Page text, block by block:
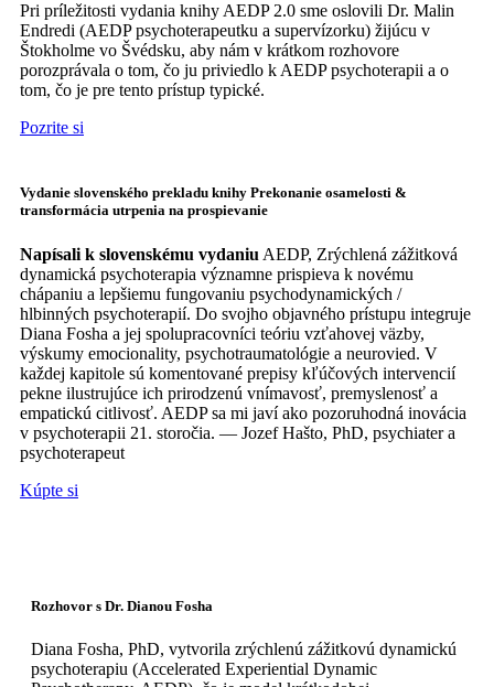
Pri príležitosti vydania knihy AEDP 2.0 sme oslovili Dr. Malin
Endredi (AEDP psychoterapeutku a supervízorku) žijúcu v
Štokholme vo Švédsku, aby nám v krátkom rozhovore
porozprávala o tom, čo ju priviedlo k AEDP psychoterapii a o
tom, čo je pre tento prístup typické.
Pozrite si
Vydanie slovenského prekladu knihy Prekonanie osamelosti &
transformácia utrpenia na prospievanie
Napísali k slovenskému vydaniu AEDP, Zrýchlená zážitková
dynamická psychoterapia významne prispieva k novému
chápaniu a lepšiemu fungovaniu psychodynamických /
hlbinných psychoterapií. Do svojho objavného prístupu integruje
Diana Fosha a jej spolupracovníci teóriu vzťahovej väzby,
výskumy emocionality, psychotraumatológie a neurovied. V
každej kapitole sú komentované prepisy kľúčových intervencií
pekne ilustrujúce ich prirodzenú vnímavosť, premyslenosť a
empatickú citlivosť. AEDP sa mi javí ako pozoruhodná inovácia
v psychoterapii 21. storočia. — Jozef Hašto, PhD, psychiater a
psychoterapeut
Kúpte si
Rozhovor s Dr. Dianou Fosha
Diana Fosha, PhD, vytvorila zrýchlenú zážitkovú dynamickú
psychoterapiu (Accelerated Experiential Dynamic